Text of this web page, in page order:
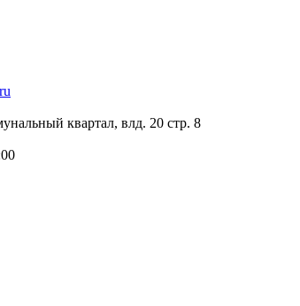
квартал, влд. 20 стр. 8